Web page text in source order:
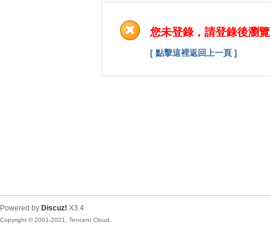
您未登錄，請登錄後瀏
[ 點擊這裡返回上一頁 ]
Powered by Discuz! X3.4
Copyright © 2001-2021, Tencent Cloud.